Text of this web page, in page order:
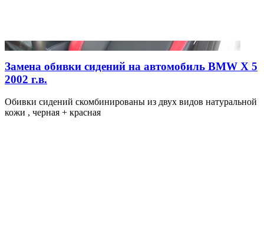
Замена обивки сидений на автомобиль BMW X 5
2002 г.в.
Обивки сидений скомбинированы из двух видов натуральной
кожи , черная + красная